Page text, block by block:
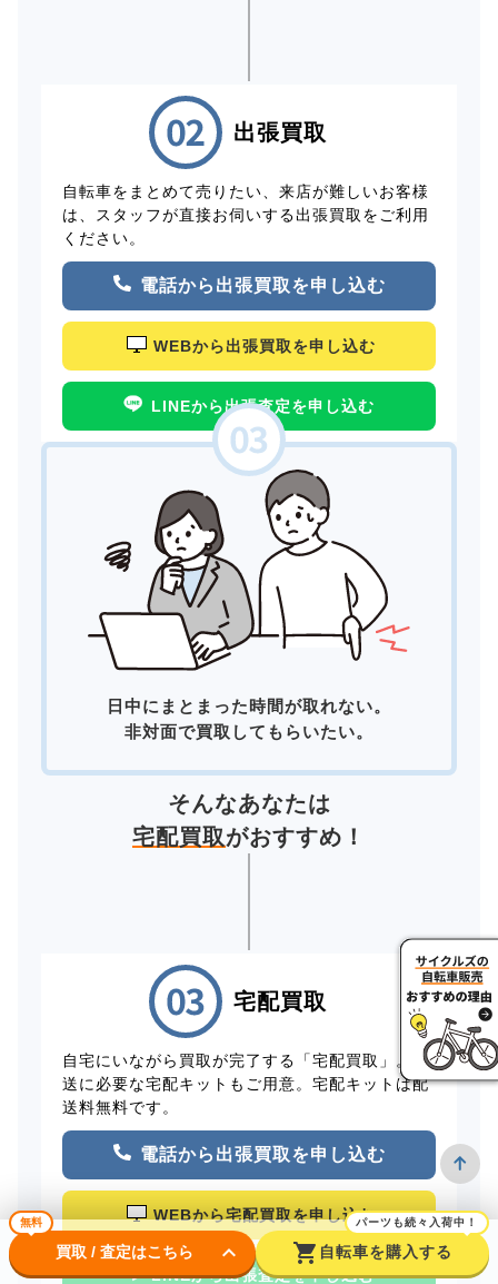
出張買取
自転車をまとめて売りたい、来店が難しいお客様
は、スタッフが直接お伺いする出張買取をご利用
ください。
電話から出張買取を申し込む
WEBから出張買取を申し込む
LINEから出張査定を申し込む
日中にまとまった時間が取れない。
非対面で買取してもらいたい。
そんなあなたは
宅配買取がおすすめ！
宅配買取
自宅にいながら買取が完了する「宅配買取」。配
送に必要な宅配キットもご用意。宅配キットは配
送料無料です。
電話から出張買取を申し込む
WEBから宅配買取を申し込む
LINEから出張査定を申し込む
無料
買取 / 査定はこちら keyboard_arrow_down shopping_cart
パーツも続々入荷中！
自転車を購入する